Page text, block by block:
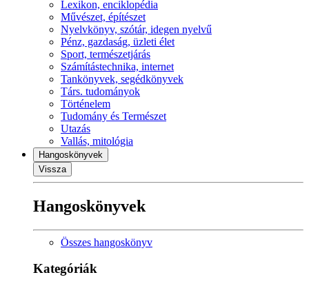
Lexikon, enciklopédia
Művészet, építészet
Nyelvkönyv, szótár, idegen nyelvű
Pénz, gazdaság, üzleti élet
Sport, természetjárás
Számítástechnika, internet
Tankönyvek, segédkönyvek
Társ. tudományok
Történelem
Tudomány és Természet
Utazás
Vallás, mitológia
Hangoskönyvek
Vissza
Hangoskönyvek
Összes hangoskönyv
Kategóriák